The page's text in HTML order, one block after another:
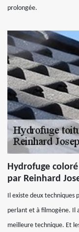
prolongée.
Hydrofuge
par Reinhard
Il existe deux techniques
perlant et à filmogène. Il
meilleure technique. Et